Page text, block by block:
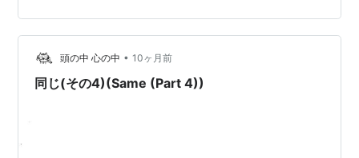
頭の中 心の中 • 10ヶ月前
同じ(その4)(Same (Part 4))